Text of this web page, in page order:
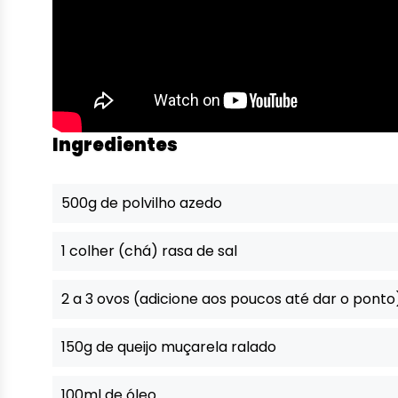
Ingredientes
500g de polvilho azedo
1 colher (chá) rasa de sal
2 a 3 ovos (adicione aos poucos até dar o
150g de queijo muçarela ralado